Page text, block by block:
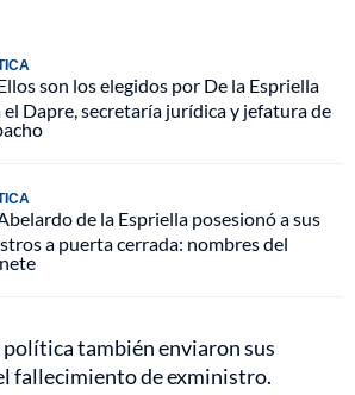
son los elegidos por De la Espriella
el Dapre, secretaría jurídica y jefatura de
de la Espriella posesionó a sus
a puerta cerrada: nombres del
también enviaron sus
fallecimiento de exministro.